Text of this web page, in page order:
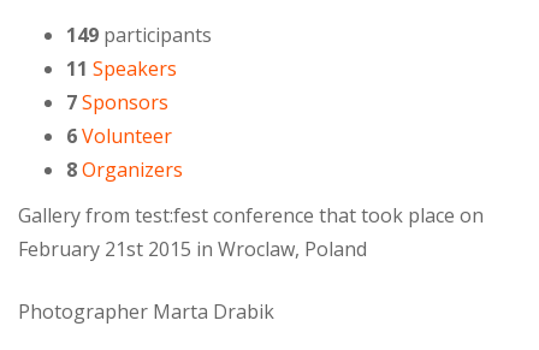
149 participants
11 Speakers
7Sponsors
6Volunteer
8Organizers
Gallery from test:fest conference that took place on
February 21st 2015 in Wroclaw, Poland
Photographer Marta Drabik